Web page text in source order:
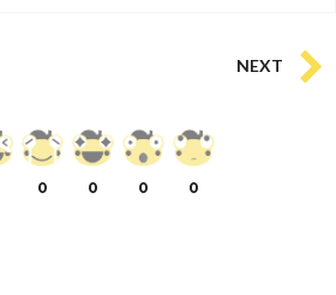
NEXT
0 0 0 0